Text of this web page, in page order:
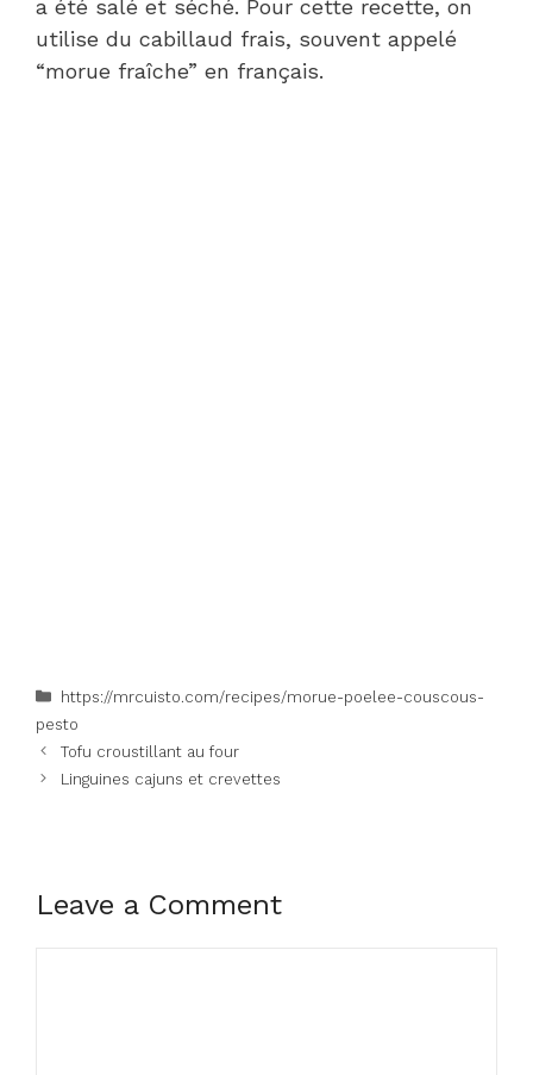
a été salé et séché. Pour cette recette, on
utilise du cabillaud frais, souvent appelé
“morue fraîche” en français.
Categories
https://mrcuisto.com/recipes/morue-poelee-couscous-
pesto
Tofu croustillant au four
Linguines cajuns et crevettes
Leave a Comment